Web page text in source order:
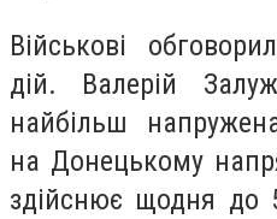
Військові
дій. Валерій
найбільш
на Донецькому
здійснює щодня до